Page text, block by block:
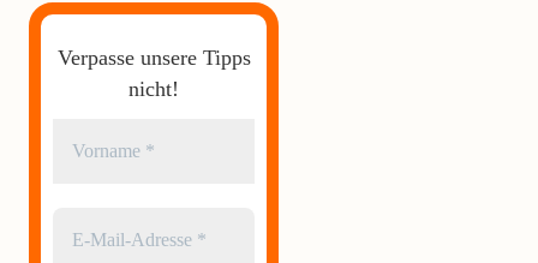
Verpasse unsere Tipps
nicht!